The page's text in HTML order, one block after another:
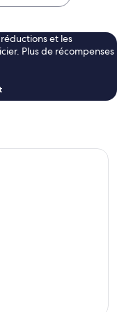
et les
Plus de récompenses